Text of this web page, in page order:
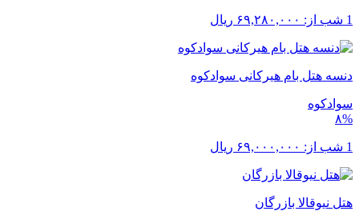
1 شب از: ۶۹,۲۸۰,۰۰۰ ریال
دنسه هتل بام هیرکانی سوادکوه
سوادکوه
۸%
1 شب از: ۶۹,۰۰۰,۰۰۰ ریال
هتل نیوقالا بازرگان